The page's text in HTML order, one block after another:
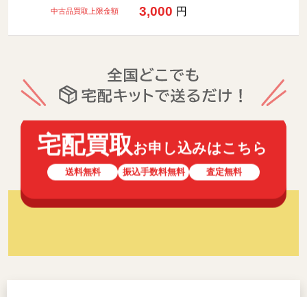
中古品買取上限金額 3,000 円
宅配買取お申し込みはこちら
送料無料 振込手数料無料 査定無料